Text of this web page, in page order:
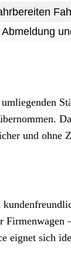
und ohne
eignet sich